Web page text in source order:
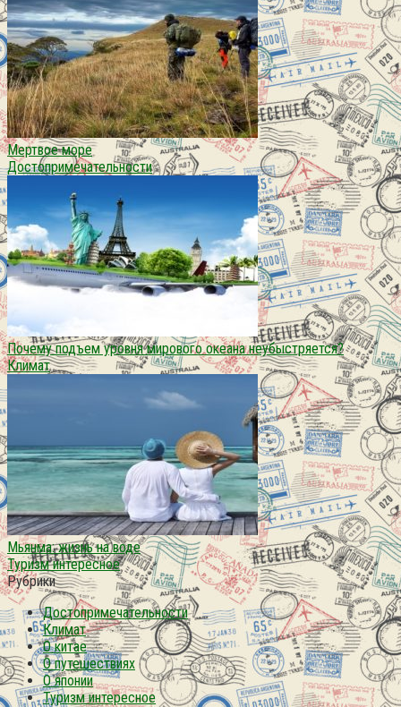
Мертвое море
Достопримечательности
Почему подъем уровня мирового океана неубыстряется?
Климат
Мьянма: жизнь на воде
Туризм интересное
Рубрики
Достопримечательности
Климат
О китае
О путешествиях
О японии
Туризм интересное